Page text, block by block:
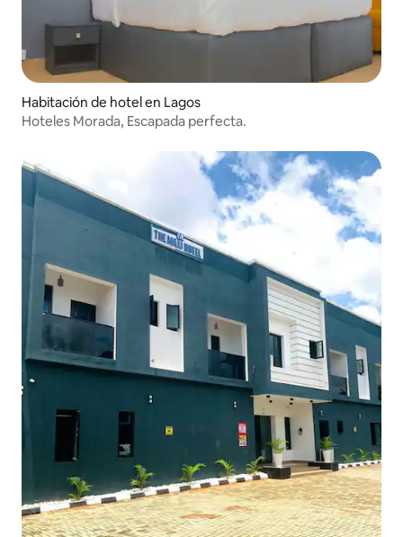
Habitación de hotel en Lagos
Hoteles Morada, Escapada perfecta.